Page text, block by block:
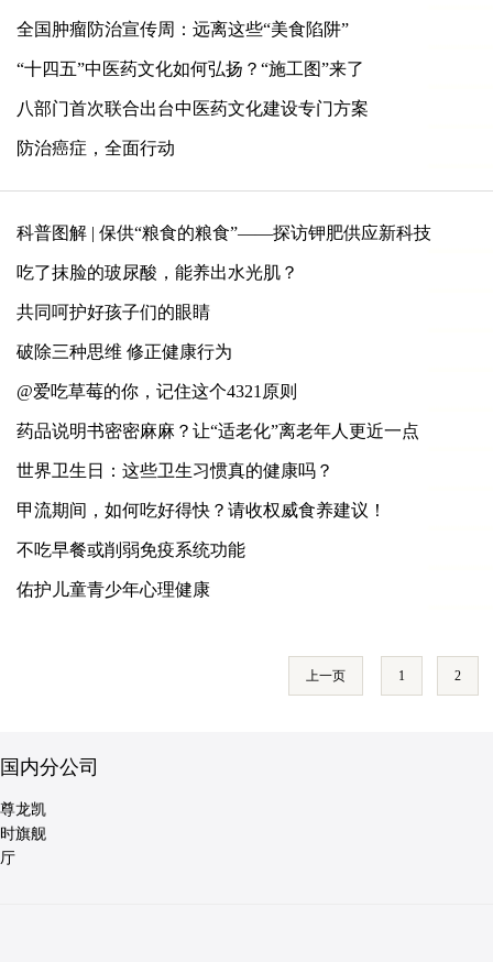
全国肿瘤防治宣传周：远离这些“美食陷阱”
“十四五”中医药文化如何弘扬？“施工图”来了
八部门首次联合出台中医药文化建设专门方案
防治癌症，全面行动
科普图解 | 保供“粮食的粮食”——探访钾肥供应新科技
吃了抹脸的玻尿酸，能养出水光肌？
共同呵护好孩子们的眼睛
破除三种思维 修正健康行为
@爱吃草莓的你，记住这个4321原则
药品说明书密密麻麻？让“适老化”离老年人更近一点
世界卫生日：这些卫生习惯真的健康吗？
甲流期间，如何吃好得快？请收权威食养建议！
不吃早餐或削弱免疫系统功能
佑护儿童青少年心理健康
上一页 1 2
国内分公司
尊龙凯
时旗舰
厅